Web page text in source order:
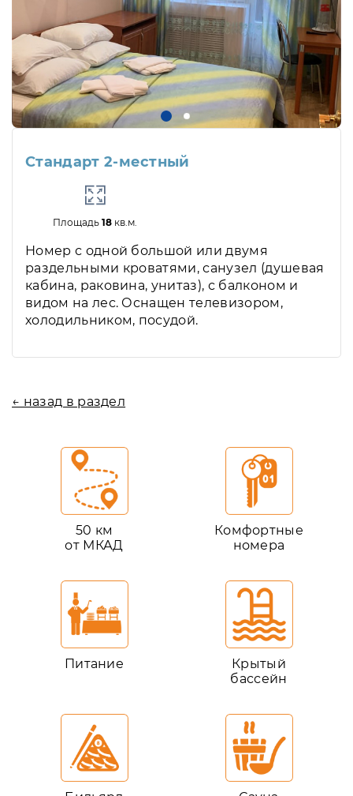
Стандарт 2-местный
Площадь18 кв.м.
Номер с одной большой или двумя
раздельными кроватями, санузел (душевая
кабина, раковина, унитаз), с балконом и
видом на лес. Оснащен телевизором,
холодильником, посудой.
← назад в раздел
50 км
от МКАД
Комфортные
номера
Питание
Крытый
бассейн